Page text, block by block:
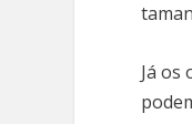
Já os